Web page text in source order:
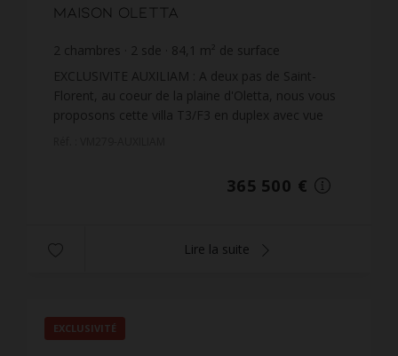
Maison Oletta
2 chambres 2 sde 84,1 m² de surface
4 346,02 €prix / m²
EXCLUSIVITE AUXILIAM : A deux pas de Saint-
Florent, au coeur de la plaine d'Oletta, nous vous
proposons cette villa T3/F3 en duplex avec vue
365 500 €
Lire la suite
EXCLUSIVITÉ